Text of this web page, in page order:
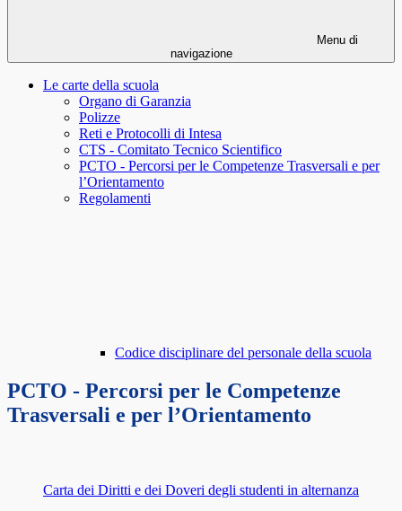
Menu di
navigazione
Le carte della scuola
Organo di Garanzia
Polizze
Reti e Protocolli di Intesa
CTS - Comitato Tecnico Scientifico
PCTO - Percorsi per le Competenze Trasversali e per
l’Orientamento
Regolamenti
Codice disciplinare del personale della scuola
PCTO - Percorsi per le Competenze
Trasversali e per l’Orientamento
Carta dei Diritti e dei Doveri degli studenti in alternanza